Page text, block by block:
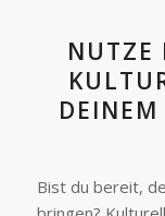
NUTZE
Bist du bereit,